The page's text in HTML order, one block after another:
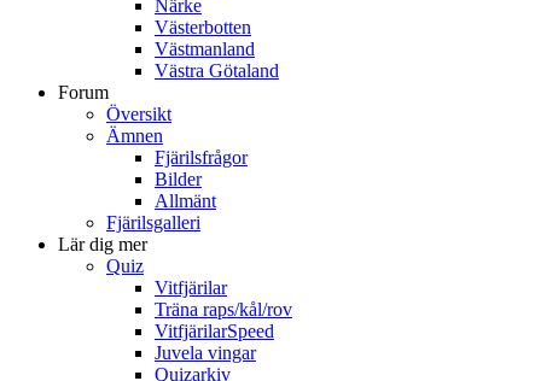
Närke
Västerbotten
Västmanland
Västra Götaland
Forum
Översikt
Ämnen
Fjärilsfrågor
Bilder
Allmänt
Fjärilsgalleri
Lär dig mer
Quiz
Vitfjärilar
Träna raps/kål/rov
VitfjärilarSpeed
Juvela vingar
Quizarkiv